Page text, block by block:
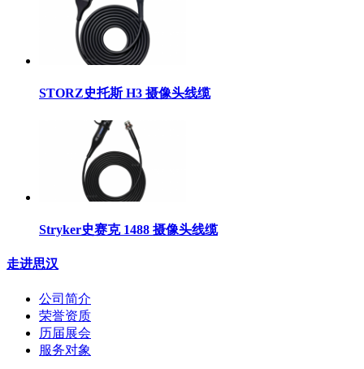
STORZ史托斯 H3 摄像头线缆
Stryker史赛克 1488 摄像头线缆
走进思汉
公司简介
荣誉资质
历届展会
服务对象